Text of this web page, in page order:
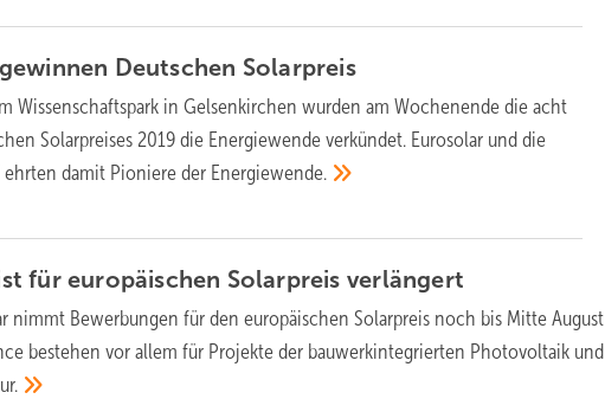
Deutschen Solarpreis
Wissenschaftspark in Gelsenkirchen wurden am Wochenende die acht
Solarpreises 2019 die Energiewende verkündet. Eurosolar und die
ehrten damit Pioniere der Energiewende.
für europäischen Solarpreis verlängert
nimmt Bewerbungen für den europäischen Solarpreis noch bis Mitte August
bestehen vor allem für Projekte der bauwerkintegrierten Photovoltaik und